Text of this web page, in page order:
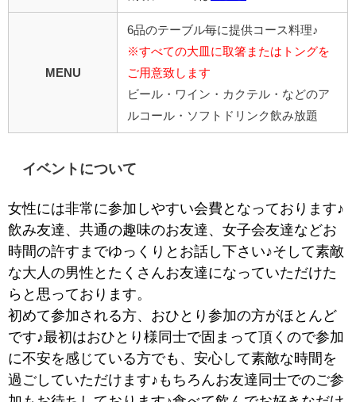
MENU
6品のテーブル毎に提供コース料理♪
※すべての大皿に取箸またはトングを
ご用意致します
ビール・ワイン・カクテル・などのア
ルコール・ソフトドリンク飲み放題
イベントについて
女性には非常に参加しやすい会費となっております♪
飲み友達、共通の趣味のお友達、女子会友達などお
時間の許すまでゆっくりとお話し下さい♪そして素敵
な大人の男性とたくさんお友達になっていただけた
らと思っております。
初めて参加される方、おひとり参加の方がほとんど
です♪最初はおひとり様同士で固まって頂くので参加
に不安を感じている方でも、安心して素敵な時間を
過ごしていただけます♪もちろんお友達同士でのご参